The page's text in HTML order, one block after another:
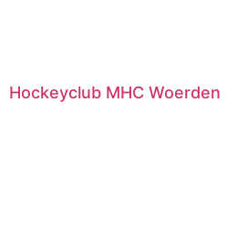
Hockeyclub MHC Woerden